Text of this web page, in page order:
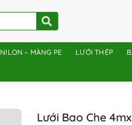
NILON – MÀNG PE LƯỚI THÉP
Lưới Bao Che